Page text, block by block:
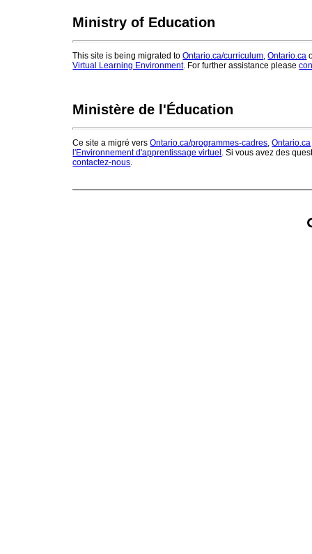
Ministry of Education
This site is being migrated toOntario.ca/curriculum ,Ontario.ca
Virtual Learning Environment. For further assistance please
Ministère de l'Éducation
Ce site a migré versOntario.ca/programmes-cadres ,Ontario.ca
l'Environnement d'apprentissage virtuel . Si vous avez des
contactez-nous